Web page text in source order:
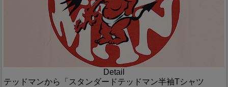
Detail
テッドマンから「スタンダードテッドマン半袖Tシャツ